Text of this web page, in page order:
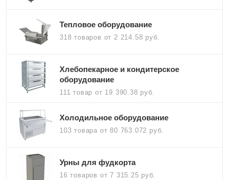
Тепловое оборудование
318 товаров от 2 214.58 руб.
Хлебопекарное и кондитерское
оборудование
111 товар от 19 390.38 руб.
Холодильное оборудование
103 товара от 80 763.072 руб.
Урны для фудкорта
16 товаров от 7 315.25 руб.